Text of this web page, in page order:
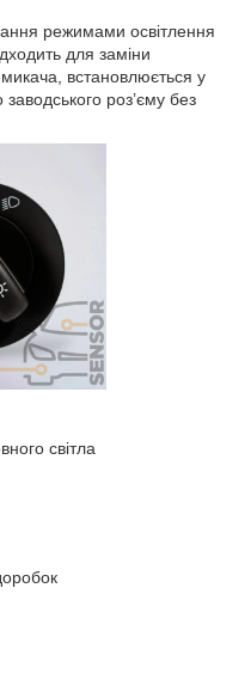
режимами освітлення
для заміни
встановлюється у
роз’єму без
світла